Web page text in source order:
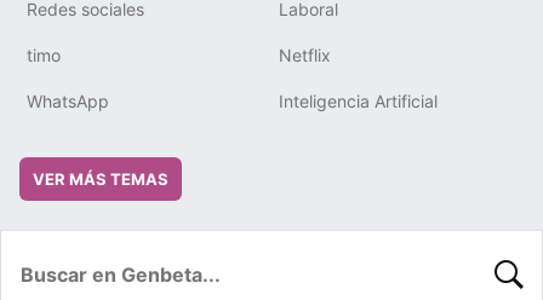
Redes sociales Laboral
timo Netflix
WhatsApp Inteligencia Artificial
VER MÁS TEMAS